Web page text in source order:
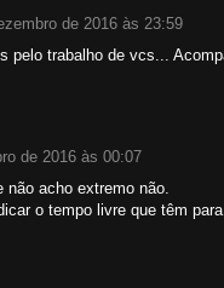
de 2016 às 23:59
pelo trabalho de vcs...
de 2016 às 00:07
não acho extremo não.
o tempo livre que têm